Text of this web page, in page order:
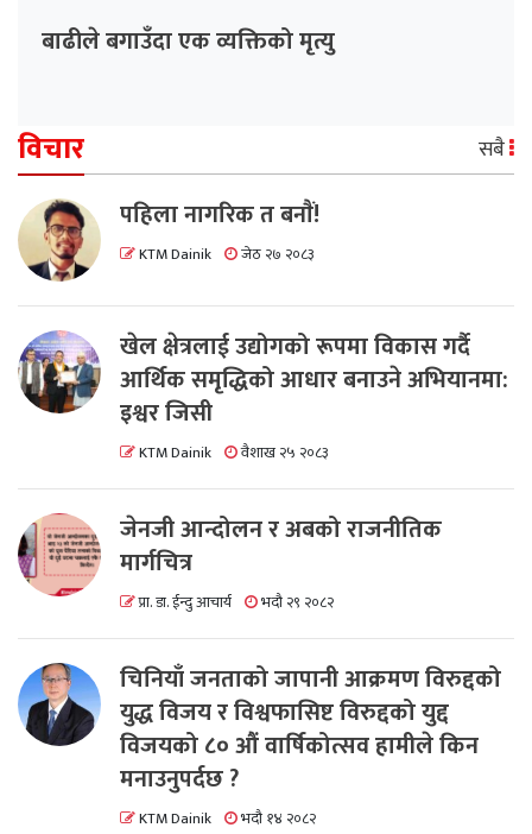
बाढीले बगाउँदा एक व्यक्तिको मृत्यु
विचार सबै
पहिला नागरिक त बनाैं!
KTM Dainik जेठ २७ २०८३
खेल क्षेत्रलाई उद्योगको रूपमा विकास गर्दै
आर्थिक समृद्धिको आधार बनाउने अभियानमा:
इश्वर जिसी
KTM Dainik वैशाख २५ २०८३
जेनजी आन्दोलन र अबको राजनीतिक
मार्गचित्र
प्रा. डा. ईन्दु आचार्य भदौ २९ २०८२
चिनियाँ जनताको जापानी आक्रमण विरुद्दको
युद्ध विजय र विश्वफासिष्ट विरुद्दको युद्द
विजयको ८० औं वार्षिकोत्सव हामीले किन
मनाउनुपर्दछ ?
KTM Dainik भदौ १४ २०८२